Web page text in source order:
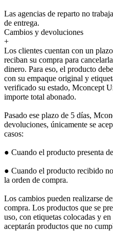
Las agencias de reparto no
de entrega.
Cambios y devoluciones
+
Los clientes cuentan con un
reciban su compra para
dinero. Para eso, el producto
con su empaque original y
verificado su estado, Mconcept
importe total abonado.
Pasado ese plazo de 5 días,
devoluciones, únicamente se
casos:
● Cuando el producto presenta
● Cuando el producto recibido
la orden de compra.
Los cambios pueden realizarse
compra. Los productos que se
uso, con etiquetas colocadas y
aceptarán productos que no